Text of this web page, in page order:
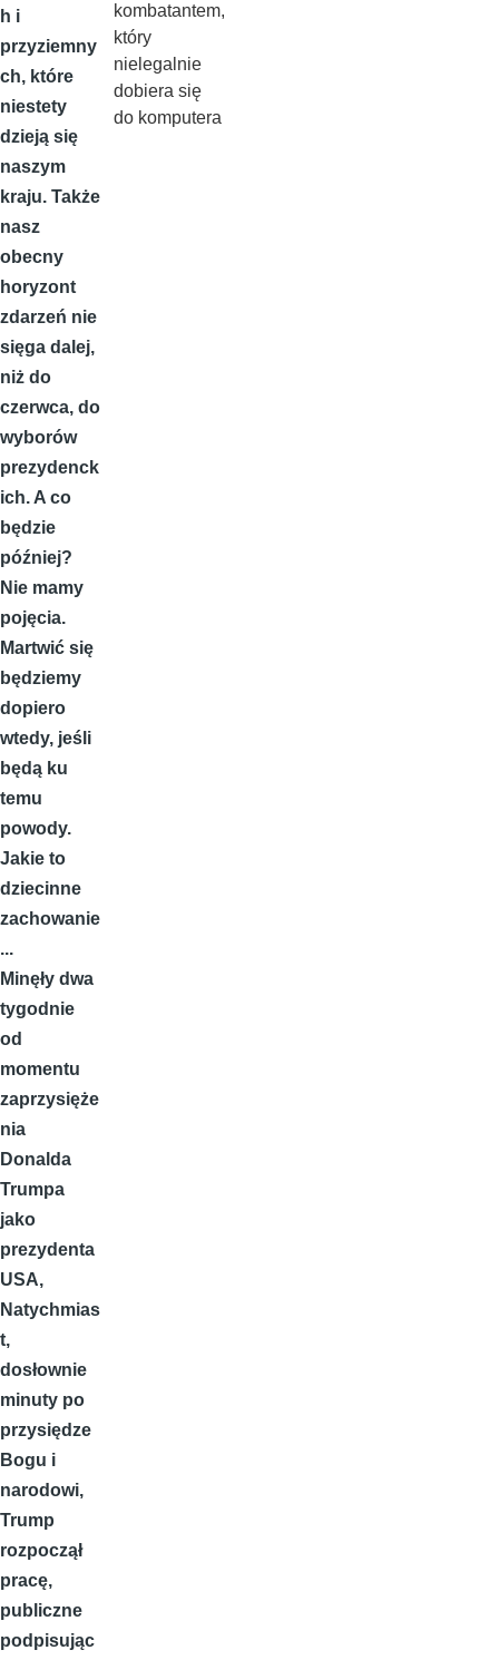
h i
przyziemny
ch, które
niestety
dzieją się
naszym
kraju. Także
nasz
obecny
horyzont
zdarzeń nie
sięga dalej,
niż do
czerwca, do
wyborów
prezydenck
ich. A co
będzie
później?
Nie mamy
pojęcia.
Martwić się
będziemy
dopiero
wtedy, jeśli
będą ku
temu
powody.
Jakie to
dziecinne
zachowanie
...
Minęły dwa
tygodnie
od
momentu
zaprzysięże
nia
Donalda
Trumpa
jako
prezydenta
USA,
Natychmias
t,
dosłownie
minuty po
przysiędze
Bogu i
narodowi,
Trump
rozpoczął
pracę,
publiczne
podpisując
kombatantem,
który
nielegalnie
dobiera się
do komputera